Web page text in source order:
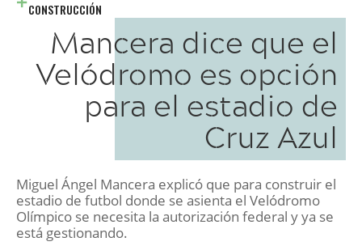
CONSTRUCCIÓN
Mancera dice que el
Velódromo es opción
para el estadio de
Cruz Azul
Miguel Ángel Mancera explicó que para construir el
estadio de futbol donde se asienta el Velódromo
Olímpico se necesita la autorización federal y ya se
está gestionando.